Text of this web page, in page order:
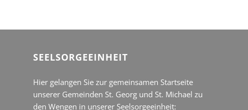
SEEL­SORGE­EINHEIT
Hier gelangen Sie zur gemeinsamen Startseite
unserer Gemeinden St. Georg und St. Michael zu
den Wengen in unserer Seelsorgeeinheit: